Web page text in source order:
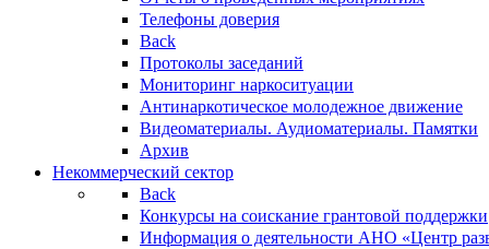
Телефоны доверия
Back
Протоколы заседаний
Мониторинг наркоситуации
Антинаркотическое молодежное движение
Видеоматериалы. Аудиоматериалы. Памятки
Архив
Некоммерческий сектор
Back
Конкурсы на соискание грантовой поддержки
Информация о деятельности АНО «Центр